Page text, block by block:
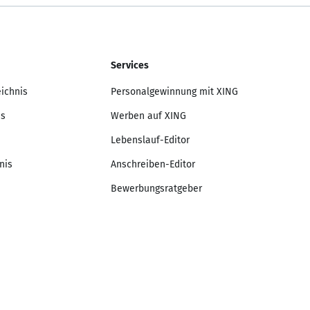
Services
Personalgewinnung mit XING
Werben auf XING
Lebenslauf-Editor
Anschreiben-Editor
Bewerbungsratgeber